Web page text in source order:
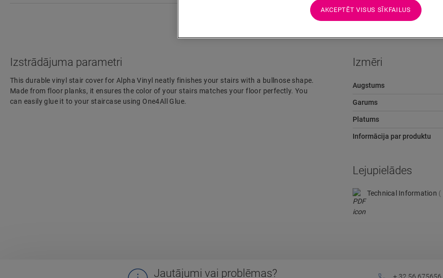
Ātra pāreja uz
Izstrādājuma parametri
This durable vinyl stair cover for Alpha Vinyl neatly finishes your stairs with a bullnose shape.
Made from floor planks, it ensures the color of your stairs matches your floor perfectly. You
can easily glue it to your staircase using One4All Glue.
Izmēri
Augstums
Garums
Platums
Informācija par produktu
Lejupielādes
Technical Information
Jautājumi vai problēmas?
AKCEPTĒT VISUS SĪKFAILUS